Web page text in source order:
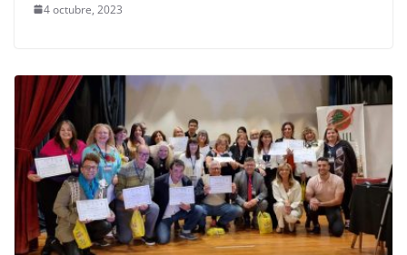
4 octubre, 2023